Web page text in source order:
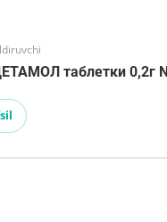
таблетки 0,2г